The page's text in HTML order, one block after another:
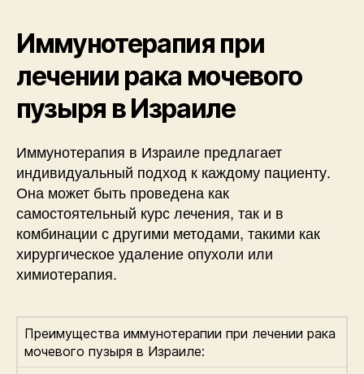
Иммунотерапия при
лечении рака мочевого
пузыря в Израиле
Иммунотерапия в Израиле предлагает
индивидуальный подход к каждому пациенту.
Она может быть проведена как
самостоятельный курс лечения, так и в
комбинации с другими методами, такими как
хирургическое удаление опухоли или
химиотерапия.
Преимущества иммунотерапии при лечении рака
мочевого пузыря в Израиле: